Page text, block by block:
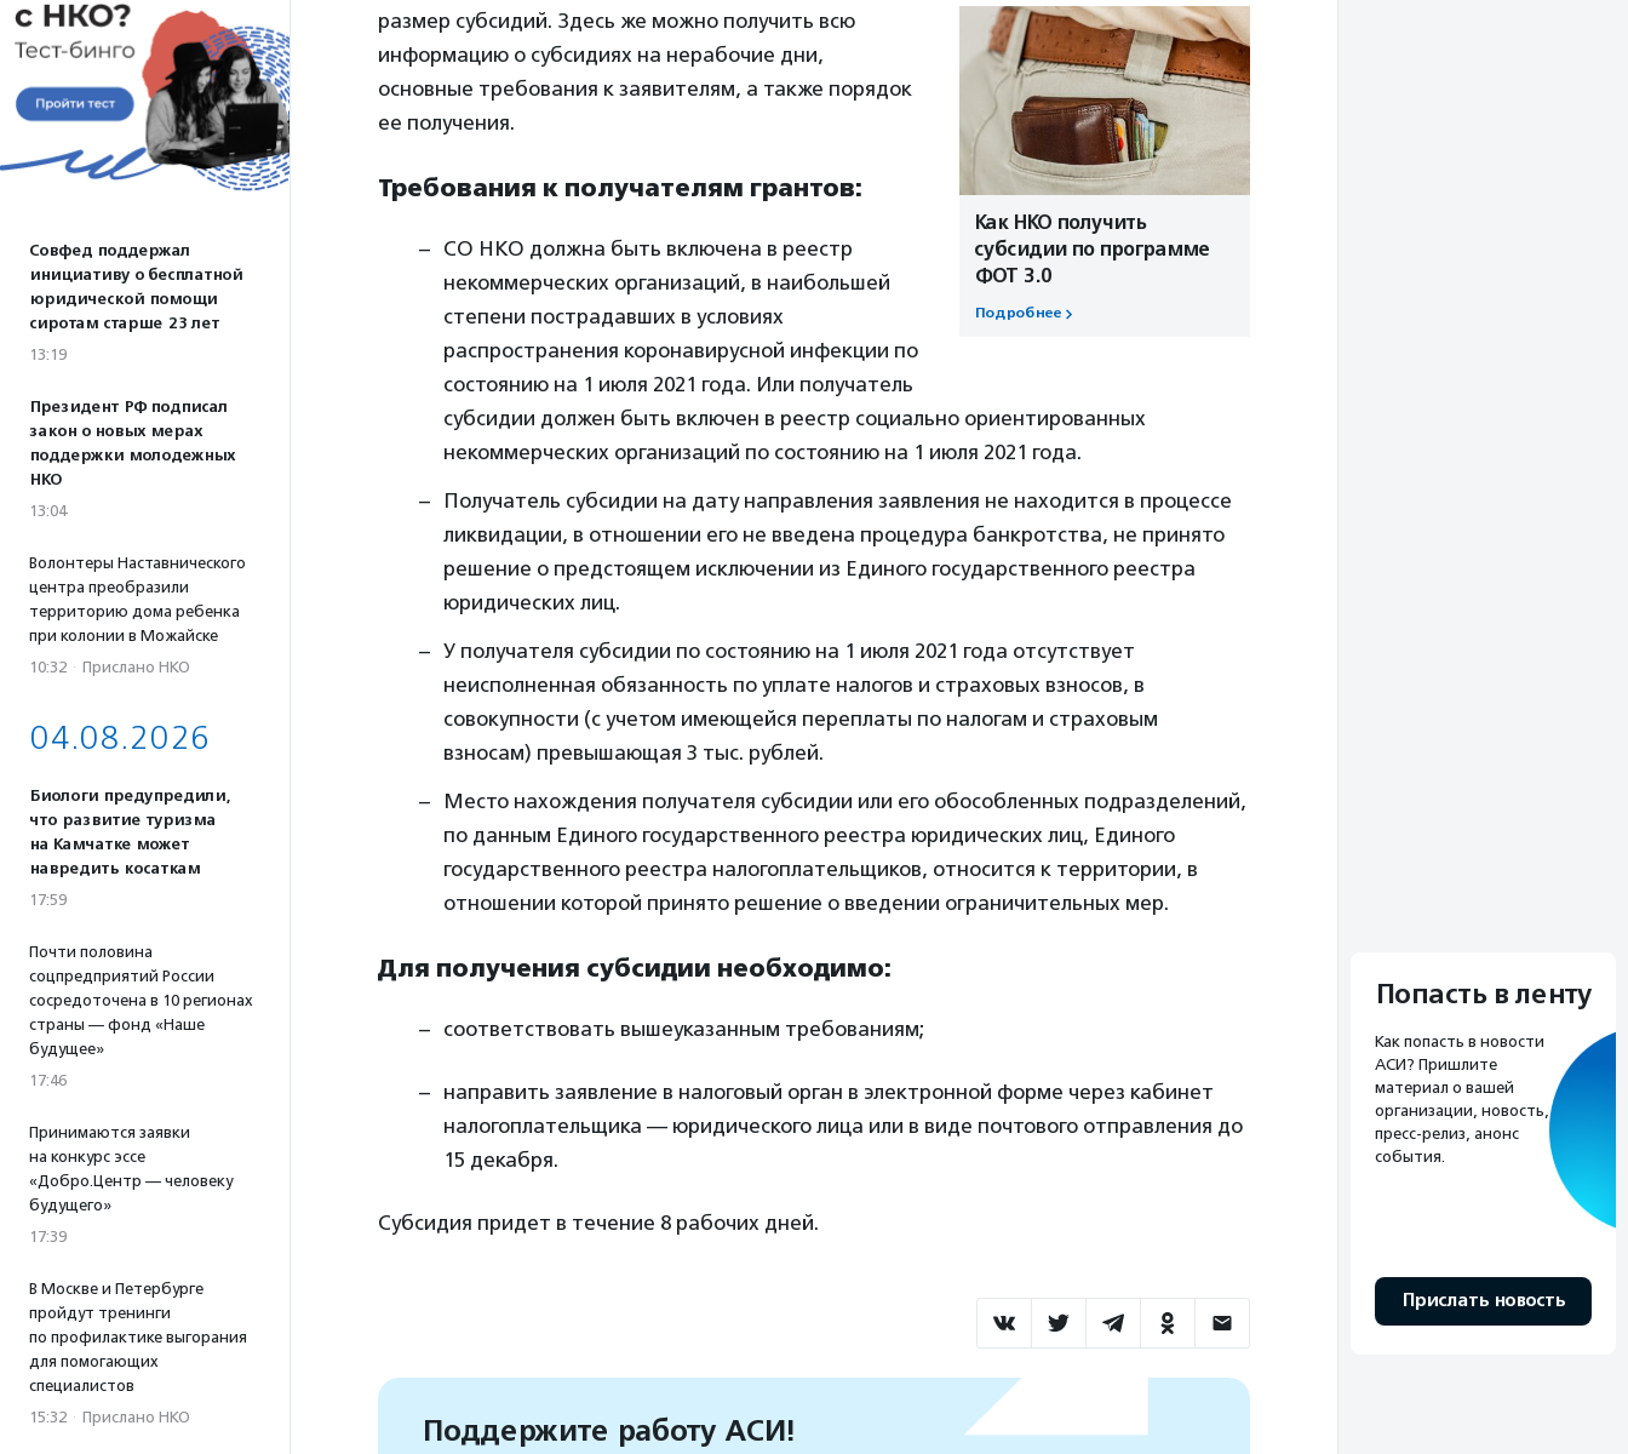
Совфед поддержал
инициативу о бесплатной
юридической помощи
сиротам старше 23 лет
13:19
Президент РФ подписал
закон о новых мерах
поддержки молодежных
НКО
13:04
Волонтеры Наставнического
центра преобразили
территорию дома ребенка
при колонии в Можайске
10:32 · Прислано НКО
04.08.2026
Биологи предупредили,
что развитие туризма
на Камчатке может
навредить косаткам
17:59
Почти половина
соцпредприятий России
сосредоточена в 10 регионах
страны — фонд «Наше
будущее»
17:46
Принимаются заявки
на конкурс эссе
«Добро.Центр — человеку
будущего»
17:39
В Москве и Петербурге
пройдут тренинги
по профилактике выгорания
для помогающих
специалистов
15:32 · Прислано НКО
Как НКО получить
субсидии по программе
ФОТ 3.0
Подробнее
размер субсидий. Здесь же можно получить всю
информацию о субсидиях на нерабочие дни,
основные требования к заявителям, а также порядок
ее получения.
Требования к получателям грантов:
СО НКО должна быть включена в реестр
некоммерческих организаций, в наибольшей
степени пострадавших в условиях
распространения коронавирусной инфекции по
состоянию на 1 июля 2021 года. Или получатель
субсидии должен быть включен в реестр социально ориентированных
некоммерческих организаций по состоянию на 1 июля 2021 года.
Получатель субсидии на дату направления заявления не находится в процессе
ликвидации, в отношении его не введена процедура банкротства, не принято
решение о предстоящем исключении из Единого государственного реестра
юридических лиц.
У получателя субсидии по состоянию на 1 июля 2021 года отсутствует
неисполненная обязанность по уплате налогов и страховых взносов, в
совокупности (с учетом имеющейся переплаты по налогам и страховым
взносам) превышающая 3 тыс. рублей.
Место нахождения получателя субсидии или его обособленных подразделений,
по данным Единого государственного реестра юридических лиц, Единого
государственного реестра налогоплательщиков, относится к территории, в
отношении которой принято решение о введении ограничительных мер.
Для получения субсидии необходимо:
соответствовать вышеуказанным требованиям;
направить заявление в налоговый орган в электронной форме через кабинет
налогоплательщика — юридического лица или в виде почтового отправления до
15 декабря.
Субсидия придет в течение 8 рабочих дней.
Поддержите работу АСИ!
Попасть в ленту
Как попасть в новости
АСИ? Пришлите
материал о вашей
организации, новость,
пресс-релиз, анонс
события.
Прислать новость